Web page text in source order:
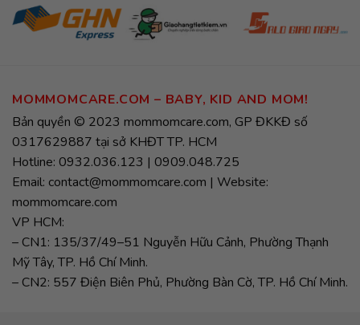
MOMMOMCARE.COM – BABY, KID AND MOM!
Bản quyền © 2023 mommomcare.com, GP ĐKKĐ số
0317629887 tại sở KHĐT TP. HCM
Hotline: 0932.036.123 | 0909.048.725
Email: contact@mommomcare.com | Website:
mommomcare.com
VP HCM:
– CN1: 135/37/49–51 Nguyễn Hữu Cảnh, Phường Thạnh
Mỹ Tây, TP. Hồ Chí Minh.
– CN2: 557 Điện Biên Phủ, Phường Bàn Cờ, TP. Hồ Chí Minh.